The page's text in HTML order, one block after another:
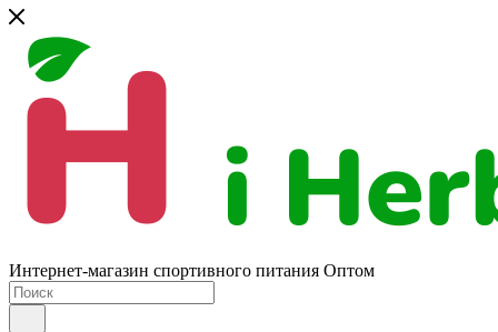
Интернет-магазин спортивного питания Оптом